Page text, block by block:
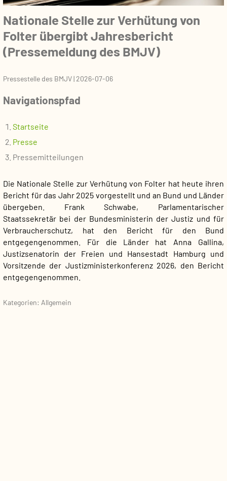
Nationale Stelle zur Verhütung von
Folter übergibt Jahresbericht
(Pressemeldung des BMJV)
Pressestelle des BMJV|2026-07-06
Navigationspfad
Startseite
Presse
Pressemitteilungen
Die Nationale Stelle zur Verhütung von Folter hat heute ihren
Bericht für das Jahr 2025 vorgestellt und an Bund und Länder
übergeben. Frank Schwabe, Parlamentarischer
Staatssekretär bei der Bundesministerin der Justiz und für
Verbraucherschutz, hat den Bericht für den Bund
entgegengenommen. Für die Länder hat Anna Gallina,
Justizsenatorin der Freien und Hansestadt Hamburg und
Vorsitzende der Justizministerkonferenz 2026, den Bericht
entgegengenommen.
Kategorien: Allgemein